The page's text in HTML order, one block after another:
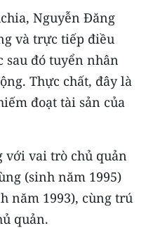
Nguyễn Đăng
và trực tiếp điều
sau đó tuyển nhân
Thực chất, đây là
đoạt tài sản của
với vai trò chủ quản
(sinh năm 1995)
năm 1993), cùng trú
quản.